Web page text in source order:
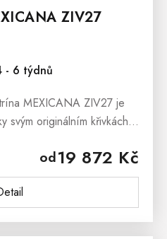
ZIV27
- 6 týdnů
od19 872 Kč
MEXICANA ZIV27 je
svým originálním křivkách a
pokoje,...